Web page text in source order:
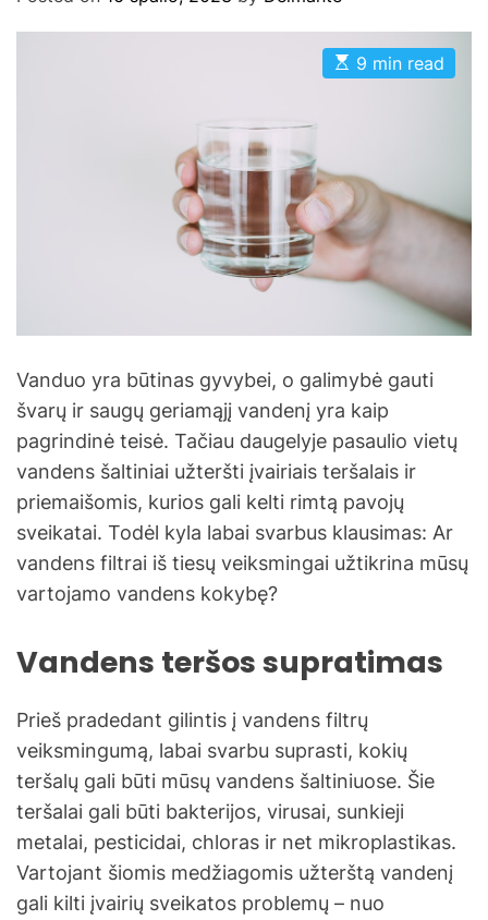
E
s
e
r
e
a
d
t
e
9 min read
Vanduo yra būtinas gyvybei, o galimybė gauti
švarų ir saugų geriamąjį vandenį yra kaip
pagrindinė teisė. Tačiau daugelyje pasaulio vietų
vandens šaltiniai užteršti įvairiais teršalais ir
priemaišomis, kurios gali kelti rimtą pavojų
sveikatai. Todėl kyla labai svarbus klausimas: Ar
vandens filtrai iš tiesų veiksmingai užtikrina mūsų
vartojamo vandens kokybę?
Vandens teršos supratimas
Prieš pradedant gilintis į vandens filtrų
veiksmingumą, labai svarbu suprasti, kokių
teršalų gali būti mūsų vandens šaltiniuose. Šie
teršalai gali būti bakterijos, virusai, sunkieji
metalai, pesticidai, chloras ir net mikroplastikas.
Vartojant šiomis medžiagomis užterštą vandenį
gali kilti įvairių sveikatos problemų – nuo